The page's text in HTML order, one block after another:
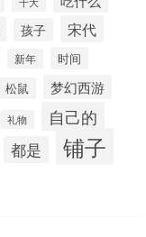
孩子 宋代
新年 时间
松鼠 梦幻西游
礼物 自己的
都是 铺子